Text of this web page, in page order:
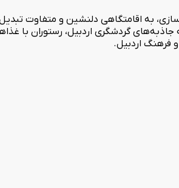
به اقامتگاهی دلنشین و متفاوت
گردشگری اردبیل، رستوران با
فرهنگ اردبیل.